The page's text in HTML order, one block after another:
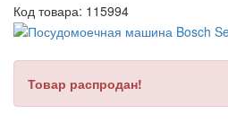
Код товара: 115994
Товар распродан!